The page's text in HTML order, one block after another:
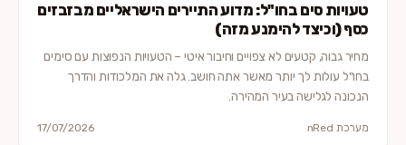
טעויות סים בחו"ל: מדוע התיירים הישראליים מבזבזים
כסף (וכיצד להימנע מזה)
מחיר גבוה, קטעים לא צפויים וחיבור איטי – הטעויות הנפוצות עם סימים
בחו"ל עולות לך יותר מאשר אתה חושב. גלה את המלכודות והדרך
הנכונה לגלישה בעיר המהירה.
מערכת nRed 17/07/2026